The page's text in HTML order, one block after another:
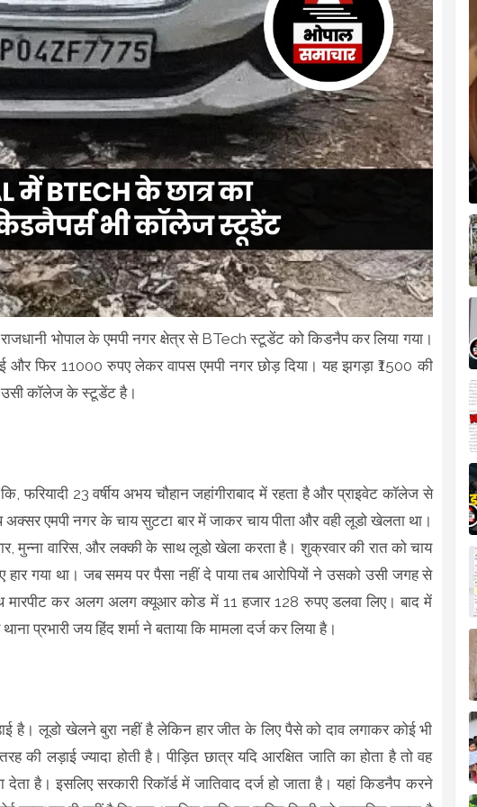
भोपाल के एमपी नगर क्षेत्र से BTech स्टूडेंट को किडनैप कर लिया गया।
और फिर 11000 रुपए लेकर वापस एमपी नगर छोड़ दिया। यह झगड़ा ₹1500 की
कॉलेज के स्टूडेंट है।
फरियादी 23 वर्षीय अभय चौहान जहांगीराबाद में रहता है और प्राइवेट कॉलेज से
एमपी नगर के चाय सुटटा बार में जाकर चाय पीता और वही लूडो खेलता था।
मुन्ना वारिस, और लक्की के साथ लूडो खेला करता है। शुक्रवार की रात को चाय
गया था। जब समय पर पैसा नहीं दे पाया तब आरोपियों ने उसको उसी जगह से
कर अलग अलग क्यूआर कोड में 11 हजार 128 रुपए डलवा लिए। बाद में
प्रभारी जय हिंद शर्मा ने बताया कि मामला दर्ज कर लिया है।
है। लूडो खेलने बुरा नहीं है लेकिन हार जीत के लिए पैसे को दाव लगाकर कोई भी
लड़ाई ज्यादा होती है। पीड़ित छात्र यदि आरक्षित जाति का होता है तो वह
है। इसलिए सरकारी रिकॉर्ड में जातिवाद दर्ज हो जाता है। यहां किडनैप करने